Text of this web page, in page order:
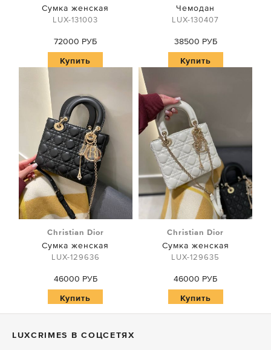
Сумка женская
LUX-131003
72000 РУБ
Купить
Чемодан
LUX-130407
38500 РУБ
Купить
Christian Dior
Сумка женская
LUX-129636
46000 РУБ
Купить
Christian Dior
Сумка женская
LUX-129635
46000 РУБ
Купить
LUXСRIMES В СОЦСЕТЯХ